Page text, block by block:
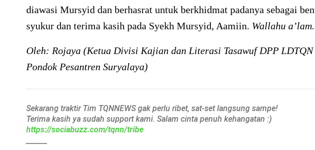
diawasi Mursyid dan berhasrat untuk berkhidmat padanya sebagai
syukur dan terima kasih pada Syekh Mursyid, Aamiin. Wallahu a’lam.
Oleh: Rojaya (Ketua Divisi Kajian dan Literasi Tasawuf DPP LDTQN
Pondok Pesantren Suryalaya)
Sekarang traktir Tim TQNNEWS gak perlu ribet, sat-set langsung sampe!
Terima kasih ya sudah support kami. Salam cinta penuh kehangatan :)
https://sociabuzz.com/tqnn/tribe